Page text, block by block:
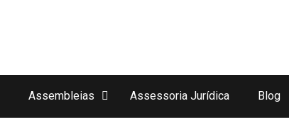
Assembleias Assessoria Jurídica Blog